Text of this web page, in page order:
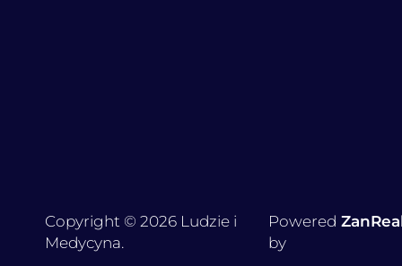
Copyright © 2026 Ludzie i
Medycyna.
Powered
by